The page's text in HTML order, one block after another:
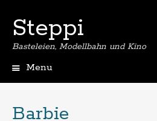
Steppi
Basteleien, Modellbahn und Kino
Menu
Barbie